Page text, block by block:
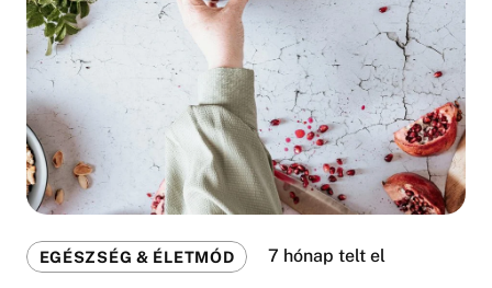
EGÉSZSÉG & ÉLETMÓD 7 hónap telt el